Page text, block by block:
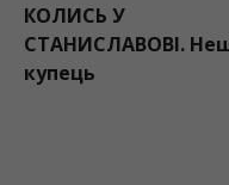
НещасливийІСТОРІЇ.